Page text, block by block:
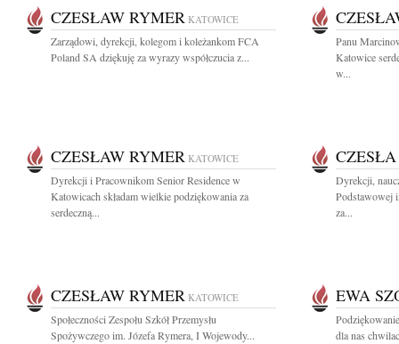
CZESŁAW RYMER KATOWICE
Zarządowi, dyrekcji, kolegom i koleżankom FCA
Poland SA dziękuję za wyrazy współczucia z...
Panu
Katowice
w...
CZESŁAW RYMER KATOWICE
Dyrekcji i Pracownikom Senior Residence w
Katowicach składam wielkie podziękowania za
serdeczną...
Dyrekcji,
Podstawowej
za...
CZESŁAW RYMER KATOWICE
Społeczności Zespołu Szkół Przemysłu
Spożywczego im. Józefa Rymera, I Wojewody...
EWA
dla nas